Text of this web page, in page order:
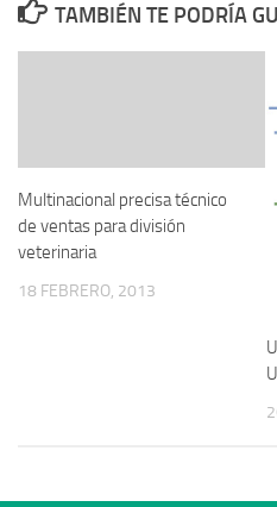
TAMBIÉN TE PODRÍA
Multinacional precisa técnico
de ventas para división
veterinaria
18 FEBRERO, 2013